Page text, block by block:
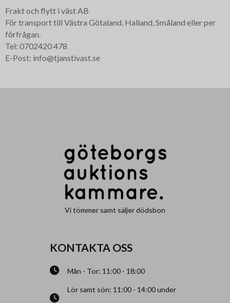
Frakt och flytt i väst AB
För transport till Västra Götaland, Halland, Småland eller per
förfrågan.
Tel: 0702420 478
E-Post: info@tjanstivast.se
Vi tömmer samt säljer dödsbon
KONTAKTA OSS
Mån - Tor: 11:00 - 18:00
Lör samt sön: 11:00 - 14:00 under